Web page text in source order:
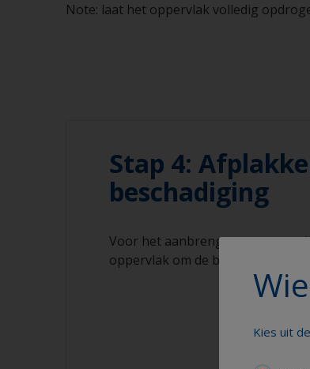
Note: laat het oppervlak volledig
Stap 4:
beschadiging
Voor het aanbrengen van een
oppervlak om de beschadiging
Kies uit